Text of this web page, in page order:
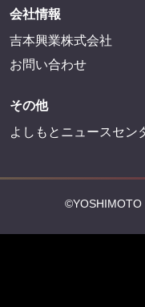
会社情報
吉本興業株式会社
お問い合わせ
その他
よしもとニュースセン
©YOSHIMOTO